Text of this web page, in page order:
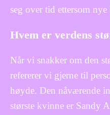
seg over tid ettersom
Hvem er verdens
Når vi snakker om den
refererer vi gjerne til
høyde. Den nåværende
største kvinne er Sandy